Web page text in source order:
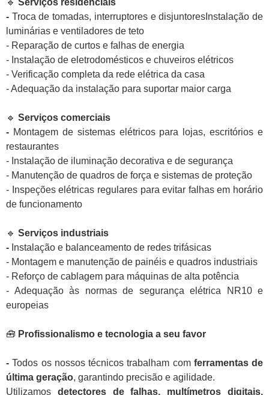
🔹 Serviços residenciais
- Troca de tomadas, interruptores e disjuntoresInstalação de
luminárias e ventiladores de teto
- Reparação de curtos e falhas de energia
- Instalação de eletrodomésticos e chuveiros elétricos
- Verificação completa da rede elétrica da casa
- Adequação da instalação para suportar maior carga
🔹 Serviços comerciais
- Montagem de sistemas elétricos para lojas, escritórios e
restaurantes
- Instalação de iluminação decorativa e de segurança
- Manutenção de quadros de força e sistemas de proteção
- Inspeções elétricas regulares para evitar falhas em horário
de funcionamento
🔹 Serviços industriais
- Instalação e balanceamento de redes trifásicas
- Montagem e manutenção de painéis e quadros industriais
- Reforço de cablagem para máquinas de alta potência
- Adequação às normas de segurança elétrica NR10 e
europeias
🧰 Profissionalismo e tecnologia a seu favor
-Todos os nossos técnicos trabalham com ferramentas de
última geração, garantindo precisão e agilidade.
Utilizamos detectores de falhas, multímetros digitais,